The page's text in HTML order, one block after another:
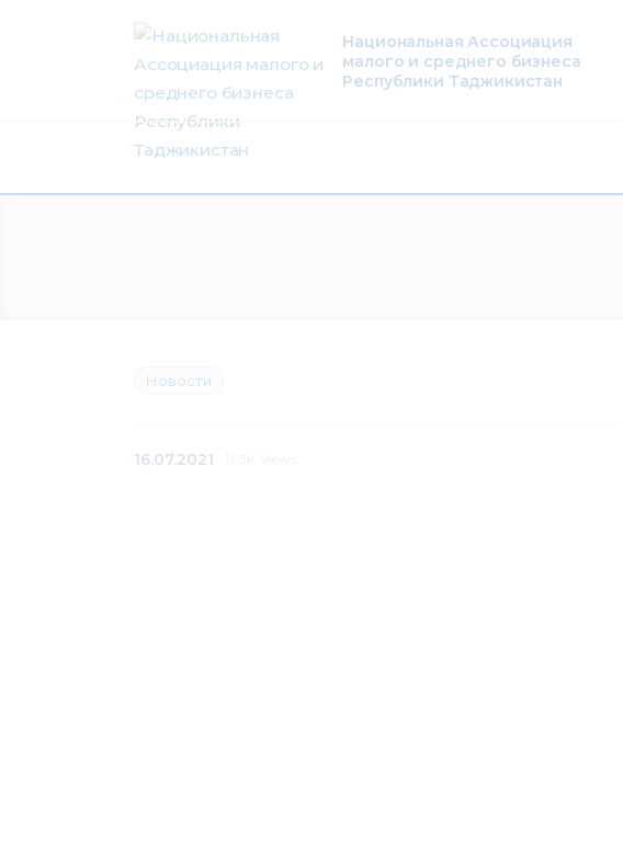
Национальная Ассоциация
малого и среднего бизнеса
Республики Таджикистан
Членство
Новости
16.07.2021